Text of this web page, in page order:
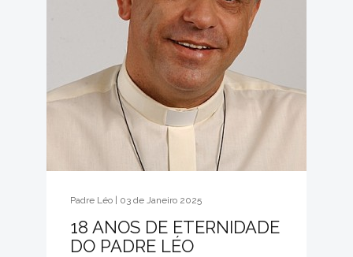
Padre Léo | 03 de Janeiro 2025
18 ANOS DE ETERNIDADE
DO PADRE LÉO